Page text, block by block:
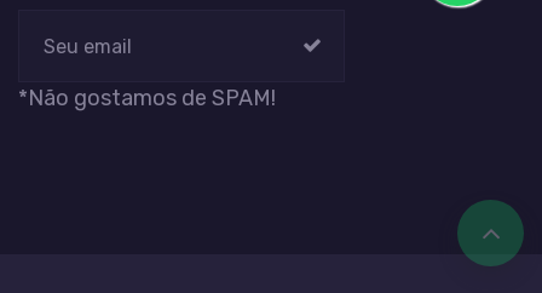
*Não gostamos de SPAM!